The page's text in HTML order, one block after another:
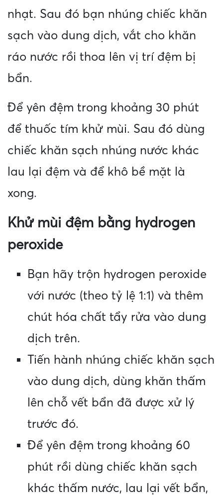
nhạt. Sau đó bạn nhúng chiếc khăn
sạch vào dung dịch, vắt cho khăn
ráo nước rồi thoa lên vị trí đệm bị
bẩn.
Để yên đệm trong khoảng 30 phút
để thuốc tím khử mùi. Sau đó dùng
chiếc khăn sạch nhúng nước khác
lau lại đệm và để khô bề mặt là
xong.
Khử mùi đệm bằng hydrogen
peroxide
Bạn hãy trộn hydrogen peroxide
với nước (theo tỷ lệ 1:1) và thêm
chút hóa chất tẩy rửa vào dung
dịch trên.
Tiến hành nhúng chiếc khăn sạch
vào dung dịch, dùng khăn thấm
lên chỗ vết bẩn đã được xử lý
trước đó.
Để yên đệm trong khoảng 60
phút rồi dùng chiếc khăn sạch
khác thấm nước, lau lại vết bẩn,